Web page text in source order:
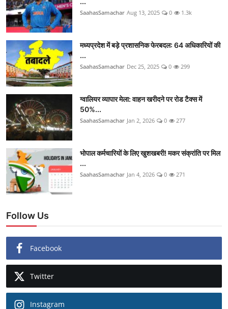
SaahasSamachar Aug 13, 2025 0 1.3k
मध्यप्रदेश में बड़े प्रशासनिक फेरबदल: 64 अधिकारियों की
...
SaahasSamachar Dec 25, 2025 0 299
ग्वालियर व्यापार मेला: वाहन खरीदने पर रोड टैक्स में
50%...
SaahasSamachar Jan 2, 2026 0 277
भोपाल कर्मचारियों के लिए खुशखबरी! मकर संक्रांति पर मिल
...
SaahasSamachar Jan 4, 2026 0 271
Follow Us
Facebook
Twitter
Instagram